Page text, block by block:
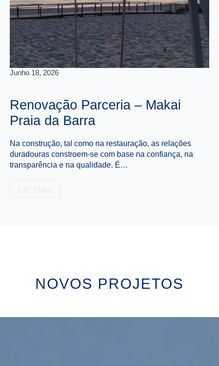
Renovação Parceria – Makai
Praia da Barra
Junho 18, 2026
Na construção, tal como na restauração, as relações
duradouras constroem-se com base na confiança, na
transparência e na qualidade. É…
NOVOS PROJETOS